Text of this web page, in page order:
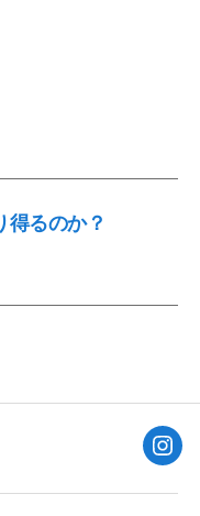
得るのか？